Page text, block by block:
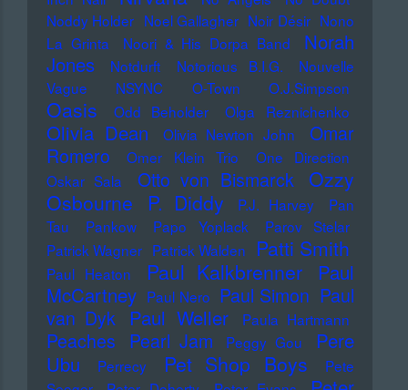
Noddy Holder Noel Gallagher Noir Désir Nono
La Grinta
Noori & His Dorpa Band
Norah
Jones
Notdurft Notorious B.I.G.
Nouvelle
Vague
NSYNC O-Town O.J.Simpson
Oasis Odd Beholder Olga Reznichenko
Olivia Dean Olivia Newton John
Omar
Romero
Omer Klein Trio
One Direction
Oskar Sala
Otto von Bismarck Ozzy
Osbourne
P. Diddy P.J. Harvey
Pan
Tau
Pankow Papo Yoplack
Parov Stelar
Patrick Wagner Patrick Walden Patti Smith
Paul Heaton Paul Kalkbrenner
Paul
McCartney Paul Nero Paul Simon Paul
van Dyk Paul Weller Paula Hartmann
Peaches Pearl Jam Peggy Gou
Pere
Ubu
Perrecy Pet Shop Boys
Pete